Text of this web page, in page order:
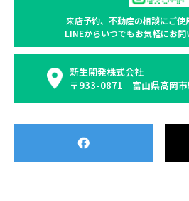
来店予約、不動産の相談にご使
LINEからいつでもお気軽にお問
新生開発株式会社
〒933-0871 富山県高岡市